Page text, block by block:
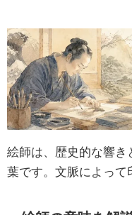
絵師は、歴史的な響き
葉です。文脈によって